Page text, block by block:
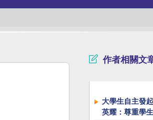
作者相關文
大學生自主發
英耀：尊重學